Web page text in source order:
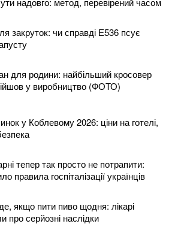
закруток: чи справді Е536 псує
для родини: найбільший кросовер
у виробництво (ФОТО)
у Коблевому 2026: ціни на готелі,
тепер так просто не потрапити:
правила госпіталізації українців
якщо пити пиво щодня: лікарі
про серйозні наслідки